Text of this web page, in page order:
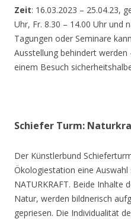
Zeit: 16.03.2023 – 25.04.23,
Uhr, Fr. 8.30 – 14.00 Uhr und
Tagungen oder Seminare
Ausstellung behindert
einem Besuch
Schiefer Turm:
Der Künstlerbund
Ökologiestation eine
NATURKRAFT. Beide Inhalte
Natur, werden bildnerisch
gepriesen. Die Individualität